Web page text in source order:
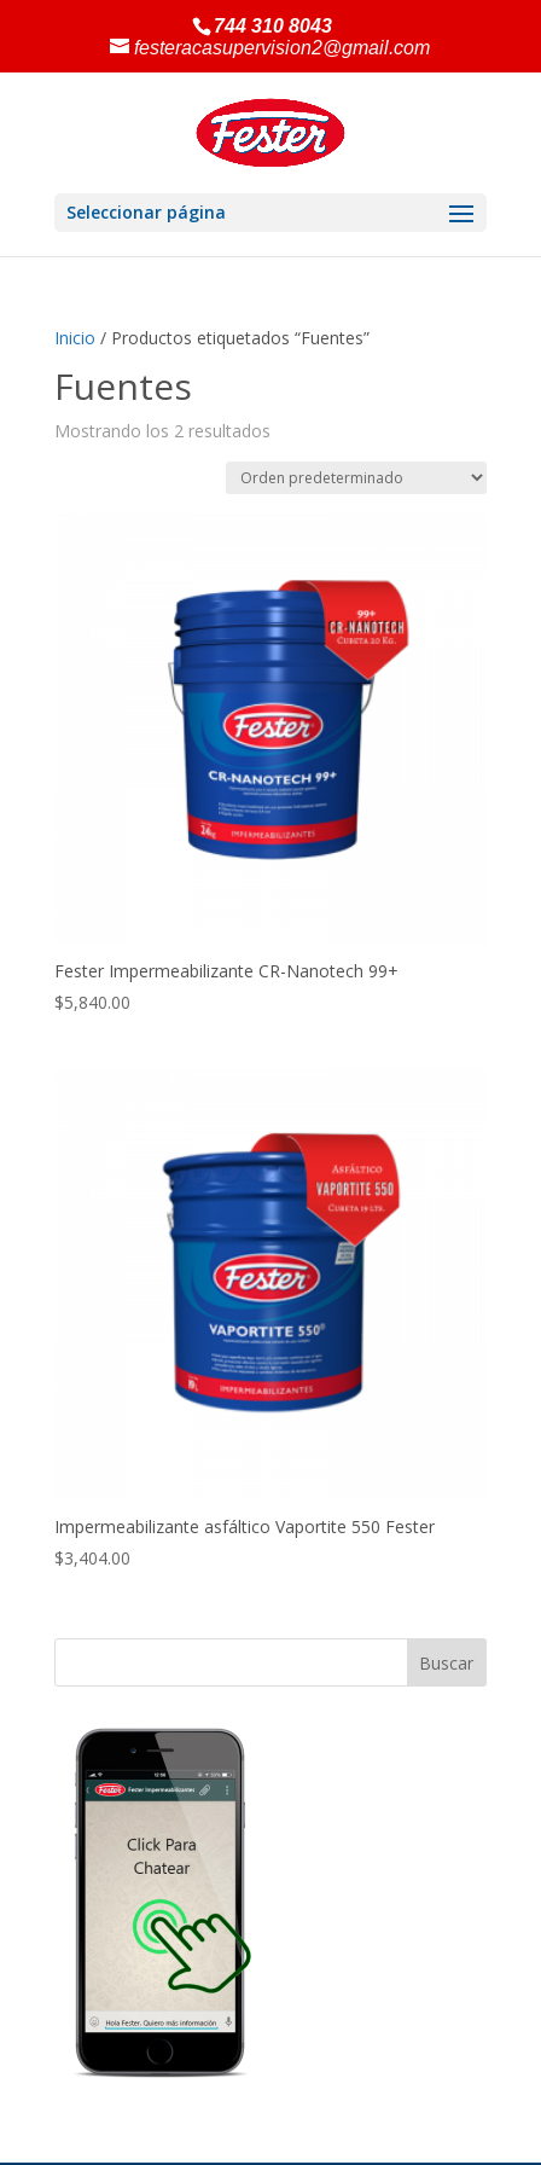
744 310 8043
festeracasupervision2@gmail.com
Seleccionar página
Inicio / Productos etiquetados “Fuentes”
Fuentes
Mostrando los 2 resultados
Fester Impermeabilizante CR-Nanotech 99+
$5,840.00
Impermeabilizante asfáltico Vaportite 550 Fester
$3,404.00